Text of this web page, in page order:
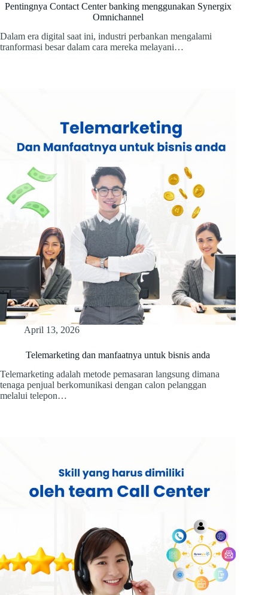
Pentingnya Contact Center banking menggunakan Synergix
Omnichannel
Dalam era digital saat ini, industri perbankan mengalami
tranformasi besar dalam cara mereka melayani…
April 13, 2026
Telemarketing dan manfaatnya untuk bisnis anda
Telemarketing adalah metode pemasaran langsung dimana
tenaga penjual berkomunikasi dengan calon pelanggan
melalui telepon…